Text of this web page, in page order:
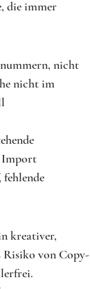
die immer
nicht
nicht im
Import
kreativer,
Risiko von Copy-